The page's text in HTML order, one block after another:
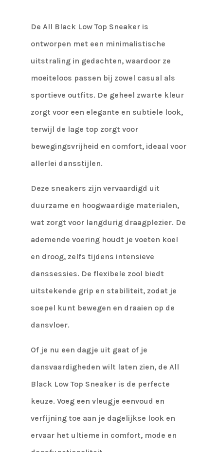
De All Black Low Top Sneaker is
ontworpen met een minimalistische
uitstraling in gedachten, waardoor ze
moeiteloos passen bij zowel casual als
sportieve outfits. De geheel zwarte kleur
zorgt voor een elegante en subtiele look,
terwijl de lage top zorgt voor
bewegingsvrijheid en comfort, ideaal voor
allerlei dansstijlen.
Deze sneakers zijn vervaardigd uit
duurzame en hoogwaardige materialen,
wat zorgt voor langdurig draagplezier. De
ademende voering houdt je voeten koel
en droog, zelfs tijdens intensieve
danssessies. De flexibele zool biedt
uitstekende grip en stabiliteit, zodat je
soepel kunt bewegen en draaien op de
dansvloer.
Of je nu een dagje uit gaat of je
dansvaardigheden wilt laten zien, de All
Black Low Top Sneaker is de perfecte
keuze. Voeg een vleugje eenvoud en
verfijning toe aan je dagelijkse look en
ervaar het ultieme in comfort, mode en